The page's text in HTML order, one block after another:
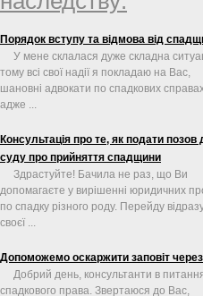
Порядок вступу та відмова від
У мене склалася дуже складна
тому всі свої надії я покладаю на Вас,
шановні адвокати по спадкових
адже ...
Консультація про те, як подати позов
суду про прийняття спадщини
Здрастуйте! Бачила не раз, що Ви
допомагаєте у вирішенні юридичних
по спадку різного роду. Перейду
своєї ...
Допоможемо оскаржити заповіт
Добрий день, консультанти в
спадкового права. Звертаюся до Вас,